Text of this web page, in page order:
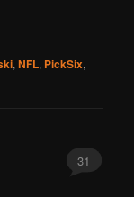
,NFL, PickSix,
31